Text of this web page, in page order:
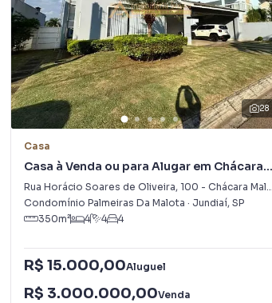
28
Casa
Casa à Venda ou para Alugar em Chácara
Malota
Rua Horácio Soares de Oliveira, 100 - Chácara Malota
Condomínio Palmeiras Da Malota · Jundiaí, SP
350m² 4 4 4
R$ 15.000,00Aluguel
R$ 3.000.000,00Venda